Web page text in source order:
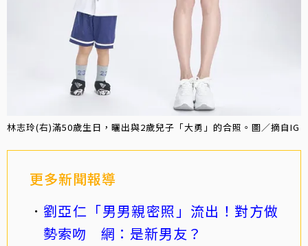
林志玲(右)滿50歲生日，曬出與2歲兒子「大勇」的合照。圖／摘自IG
更多新聞報導
劉亞仁「男男親密照」流出！對方做
勢索吻 網：是新男友？